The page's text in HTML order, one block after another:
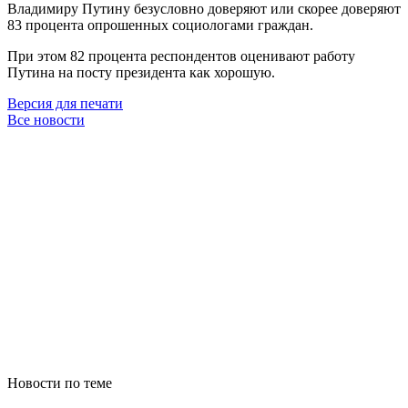
Владимиру Путину безусловно доверяют или скорее доверяют
83 процента опрошенных социологами граждан.
При этом 82 процента респондентов оценивают работу
Путина на посту президента как хорошую.
Версия для печати
Все новости
Новости по теме